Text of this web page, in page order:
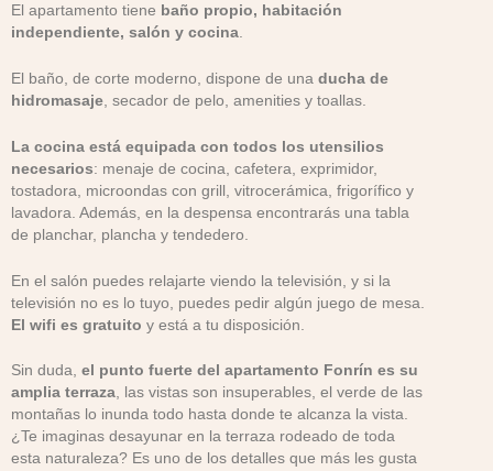
El apartamento tiene baño propio, habitación
independiente, salón y cocina
El baño, de corte moderno, dispone de una ducha de
hidromasaje , secador de pelo, amenities y toallas.
La cocina está equipada con todos los utensilios
necesarios: menaje de cocina, cafetera, exprimidor,
tostadora, microondas con grill, vitrocerámica, frigorífico y
lavadora. Además, en la despensa encontrarás una tabla
de planchar, plancha y tendedero.
En el salón puedes relajarte viendo la televisión, y si la
televisión no es lo tuyo, puedes pedir algún juego de mesa.
El wifi es gratuito y está a tu disposición.
Sin duda, el punto fuerte del apartamento Fonrín es su
amplia terraza, las vistas son insuperables, el verde de las
montañas lo inunda todo hasta donde te alcanza la vista.
¿Te imaginas desayunar en la terraza rodeado de toda
esta naturaleza? Es uno de los detalles que más les gusta